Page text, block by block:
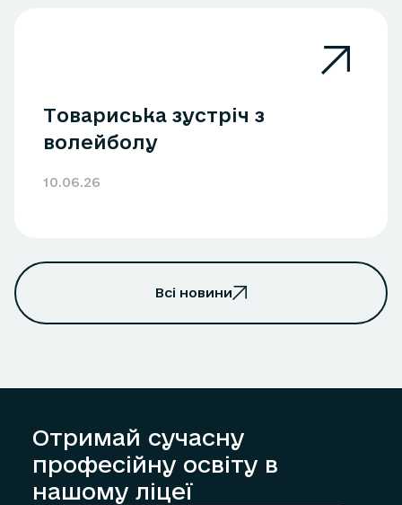
Товариська зустріч з
волейболу
10.06.26
Всі новини
Отримай сучасну
професійну освіту в
нашому ліцеї